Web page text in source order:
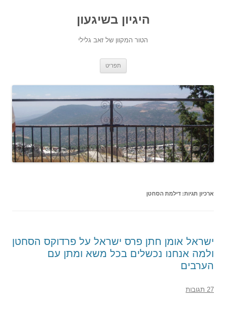
היגיון בשיגעון
הטור המקוון של זאב גלילי
תפריט
ארכיון תגיות: דילמת הסחטן
ישראל אומן חתן פרס ישראל על פרדוקס הסחטן
ולמה אנחנו נכשלים בכל משא ומתן עם
הערבים
27 תגובות